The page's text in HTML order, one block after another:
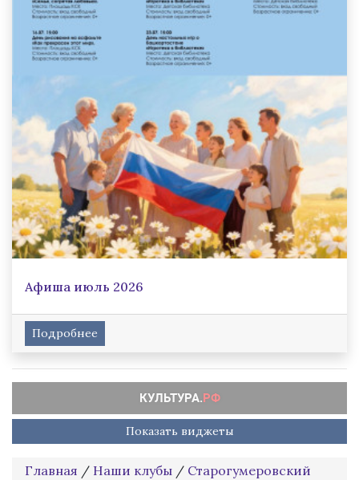
Афиша июль 2026
Подробнее
Показать виджеты
Главная / Наши клубы / Старогумеровский